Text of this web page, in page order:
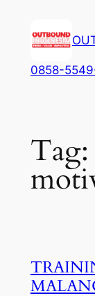
konten
0858-
Tag: